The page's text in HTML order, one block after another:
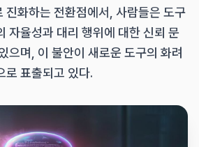
진화하는 전환점에서, 사람들은 도구
자율성과 대리 행위에 대한 신뢰 문
으며, 이 불안이 새로운 도구의 화려
로 표출되고 있다.